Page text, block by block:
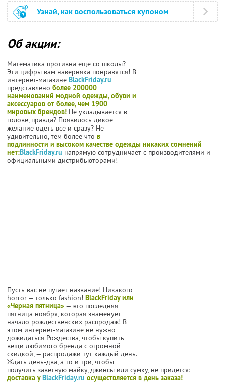
Узнай, как воспользоваться купоном
Об акции:
Математика противна еще со школы?
Эти цифры вам наверняка понравятся! В
интернет-магазине BlackFriday.ru
представлено более 200000
наименований модной одежды, обуви и
аксессуаров от более, чем 1900
мировых брендов! Не укладывается в
голове, правда? Появилось дикое
желание одеть все и сразу? Не
удивительно, тем более что в
подлинности и высоком качестве одежды никаких сомнений
нет:BlackFriday.ru напрямую сотрудничает с производителями и
официальными дистрибьюторами!
Пусть вас не пугает название! Никакого
horror — только fashion! BlackFriday или
«Черная пятница» — это последняя
пятница ноября, которая знаменует
начало рождественских распродаж! В
этом интернет-магазине не нужно
дожидаться Рождества, чтобы купить
вещи любимого бренда с огромной
скидкой, — распродажи тут каждый день.
Ждать день-два, а то и три, чтобы
получить заветную майку, джинсы или сумку, не придется:
доставка уBlackFriday.ru осуществляется в день заказа!